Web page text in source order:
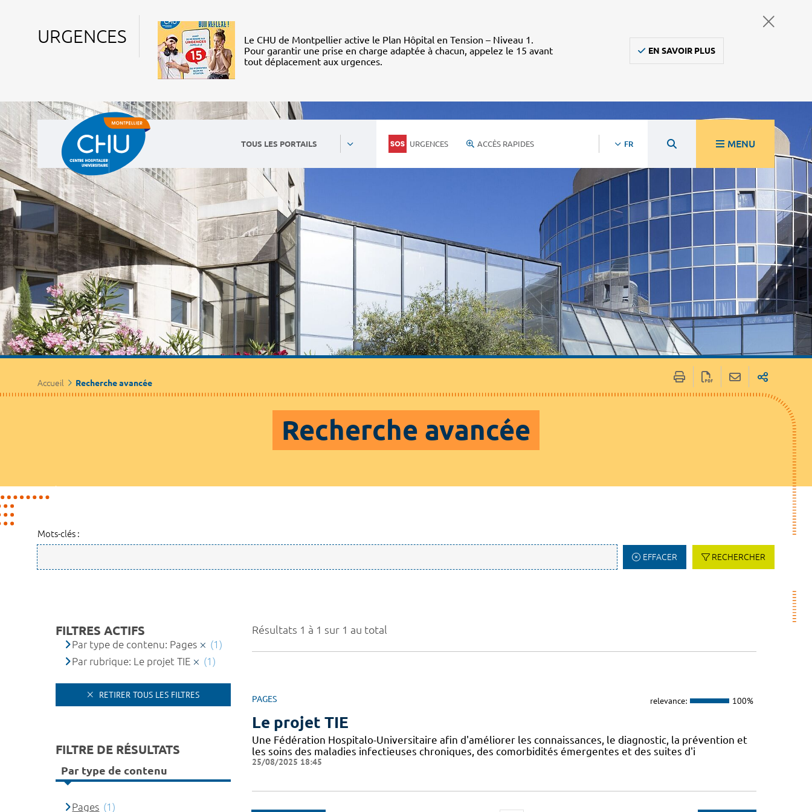
URGENCES
Le CHU de Montpellier active le Plan Hôpital en Tension – Niveau 1.
Pour garantir une prise en charge adaptée à chacun, appelez le 15 avant
tout déplacement aux urgences.
EN SAVOIR PLUS
TOUS LES PORTAILS URGENCES ACCÈS RAPIDES FR MENU
Accueil Recherche avancée
Recherche avancée
Mots-clés :
EFFACER RECHERCHER
Résultats 1 à 1 sur 1 au total
PAGES relevance: 100%
Le projet TIE
Une Fédération Hospitalo-Universitaire afin d'améliorer les connaissances, le diagnostic, la prévention et
les soins des maladies infectieuses chroniques, des comorbidités émergentes et des suites d'i
25/08/2025 18:45
FILTRES ACTIFS
Par type de contenu: Pages
(1)
Par rubrique: Le projet TIE
(1)
RETIRER TOUS LES FILTRES
FILTRE DE RÉSULTATS
Par type de contenu
Pages (1)